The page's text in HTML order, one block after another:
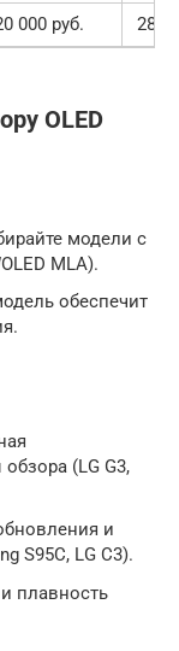
000 руб. 280
OLED
модели с
MLA).
обеспечит
(LG G3,
и
S95C, LG C3).
плавность